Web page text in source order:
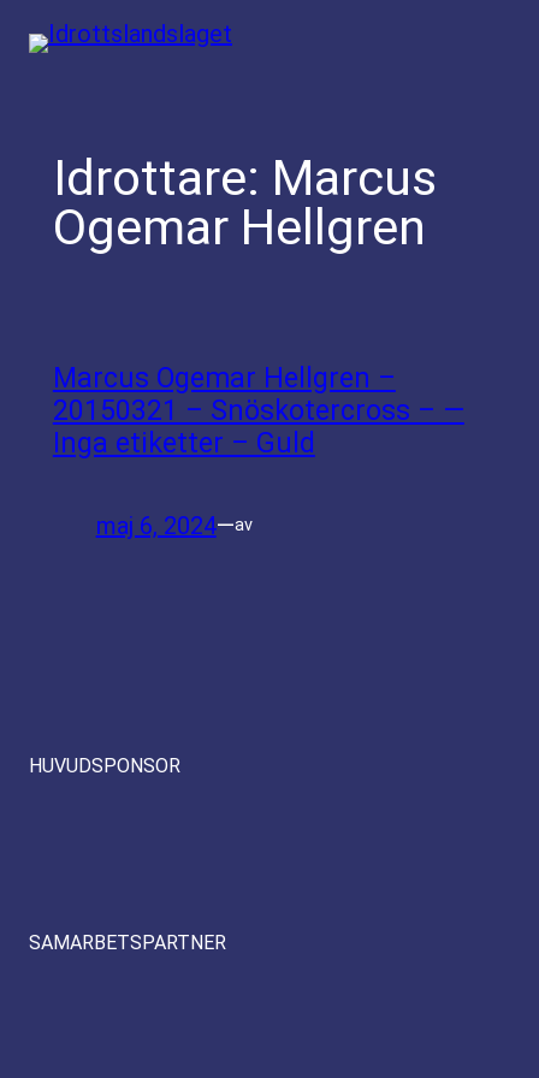
Hoppa
Idrottare: Marcus
Ogemar Hellgren
Marcus Ogemar Hellgren –
20150321 – Snöskotercross – —
Inga etiketter – Guld
maj 6, 2024—av
HUVUDSPONSOR
SAMARBETSPARTNER